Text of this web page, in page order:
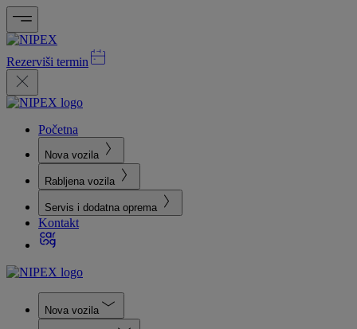
Rezerviši termin
Početna
Nova vozila
Rabljena vozila
Servis i dodatna oprema
Kontakt
Nova vozila